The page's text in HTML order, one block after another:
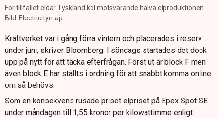
För tillfället eldar Tyskland kol motsvarande halva elproduktionen.
Bild: Electricitymap
Kraftverket var i gång förra vintern och placerades i reserv
under juni, skriver Bloomberg. I söndags startades det dock
upp på nytt för att täcka efterfrågan. Först ut är block F men
även block E har ställts i ordning för att snabbt komma online
om så behövs.
Som en konsekvens rusade priset elpriset på Epex Spot SE
under måndagen till 1,55 kronor per kilowattimme enligt